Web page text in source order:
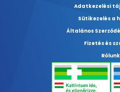
Adatkezelési
Sütikezelés a
Általános
Fizetés és
Rólunk